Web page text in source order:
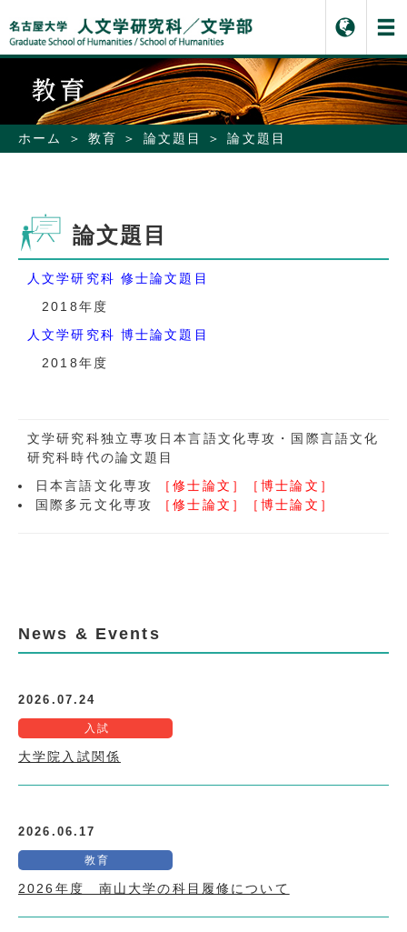
ホーム 教育 論文題目 論文題目
論文題目
人文学研究科 修士論文題目
2018年度
人文学研究科 博士論文題目
2018年度
文学研究科独立専攻日本言語文化専攻・国際言語文化
研究科時代の論文題目
日本言語文化専攻
［修士論文 ］［博士論文 ］
国際多元文化専攻
［修士論文 ］［博士論文 ］
News & Events
2026.07.24
入試
大学院入試関係
2026.06.17
教育
2026年度 南山大学の科目履修について